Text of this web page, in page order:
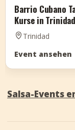
Barrio Cubano
Kurse in Trinidad
Trinidad
Event ansehen
Salsa-Events